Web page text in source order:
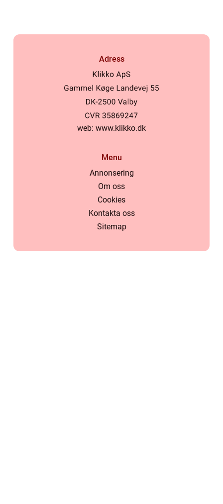
Adress
web: www.klikko.dk
Menu
Annonsering
Om oss
Cookies
Kontakta oss
Sitemap